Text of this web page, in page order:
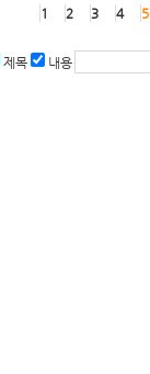
1 2 3 4 5
제목 내용